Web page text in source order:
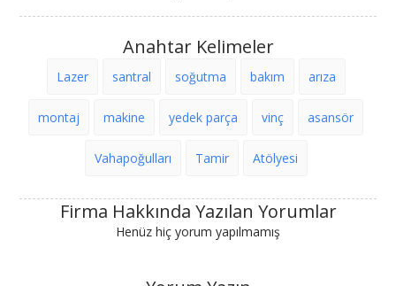
Anahtar Kelimeler
Lazer santral soğutma bakım arıza
montaj makine yedek parça vinç asansör
Vahapoğulları Tamir Atölyesi
Firma Hakkında Yazılan Yorumlar
Henüz hiç yorum yapılmamış